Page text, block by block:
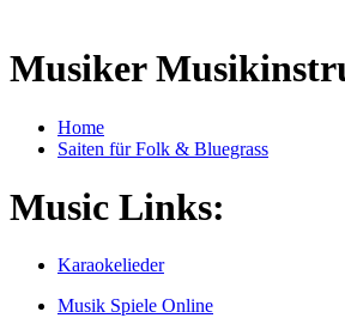
Musiker
Home
Saiten für Folk & Bluegrass
Music Links:
Karaokelieder
Musik Spiele Online